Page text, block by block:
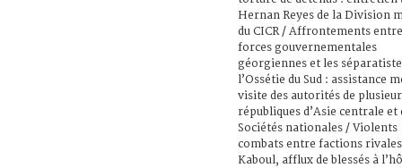
Hernan Reyes de la Division
du CICR / Affrontements
forces gouvernementales
géorgiennes et les
l’Ossétie du Sud : assistance
visite des autorités de
républiques d’Asie centrale et
Sociétés nationales / Violents
combats entre factions
Kaboul, afflux de blessés à